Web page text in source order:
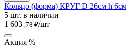
Кольцо (форма) КРУГ D 26см h
5 шт. в наличии
1 603 ,78 ₽/шт
Акция %